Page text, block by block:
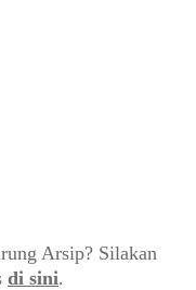
Arsip? Silakan
di sini.